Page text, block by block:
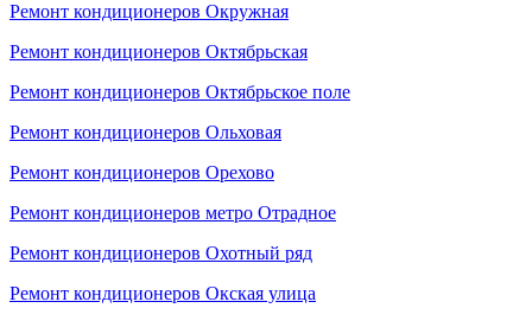
Ремонт кондиционеров Окружная
Ремонт кондиционеров Октябрьская
Ремонт кондиционеров Октябрьское поле
Ремонт кондиционеров Ольховая
Ремонт кондиционеров Орехово
Ремонт кондиционеров метро Отрадное
Ремонт кондиционеров Охотный ряд
Ремонт кондиционеров Окская улица